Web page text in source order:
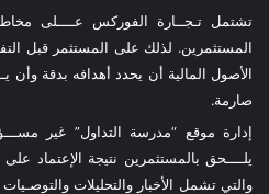
تشتمل تـجــارة الفوركس عــــلى
المستثمرين. لذلك على المستثمر قبل
الأصول المالية أن يحدد أهدافه بدقة وأن
صارمة.
إدارة موقع “مدرسة التداول” غير
يلــــحق بالمستثمرين نتيجة الإعتماد
والتي تشمل الأخبار والتحليلات